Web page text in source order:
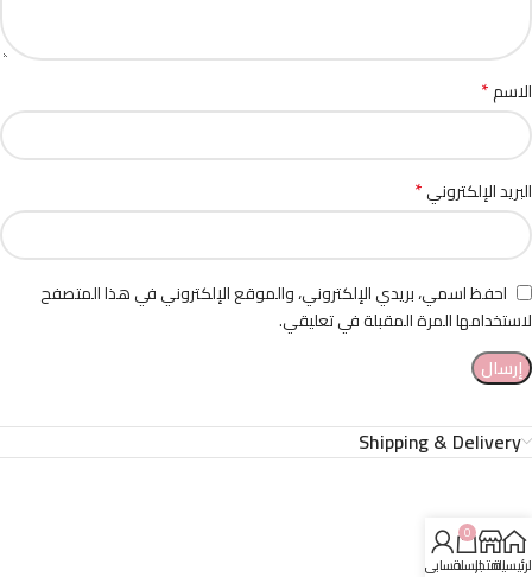
الاسم*
البريد الإلكتروني*
احفظ اسمي، بريدي الإلكتروني، والموقع الإلكتروني في هذا المتصفح
لاستخدامها المرة المقبلة في تعليقي.
Shipping & Delivery
المتجر
0
السلةحسابي